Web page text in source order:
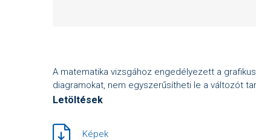
A matematika vizsgához engedélyezett a
diagramokat, nem egyszerűsítheti le a változót
Letöltések
Képek